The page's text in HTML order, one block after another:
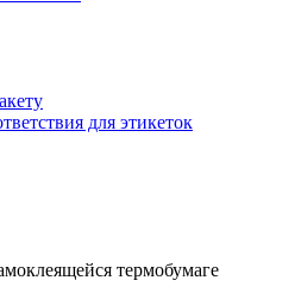
для этикеток
термобумаге